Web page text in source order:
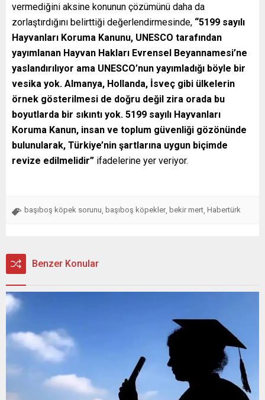
vermediğini aksine konunun çözümünü daha da
zorlaştırdığını belirttiği değerlendirmesinde, “5199 sayılı
Hayvanları Koruma Kanunu, UNESCO tarafından
yayımlanan Hayvan Hakları Evrensel Beyannamesi’ne
yaslandırılıyor ama UNESCO’nun yayımladığı böyle bir
vesika yok. Almanya, Hollanda, İsveç gibi ülkelerin
örnek gösterilmesi de doğru değil zira orada bu
boyutlarda bir sıkıntı yok. 5199 sayılı Hayvanları
Koruma Kanun, insan ve toplum güvenliği gözönünde
bulunularak, Türkiye’nin şartlarına uygun biçimde
revize edilmelidir” ifadelerine yer veriyor.
başıboş köpek sorunu başıboş köpekler bekir mert Habertürk
Benzer Konular